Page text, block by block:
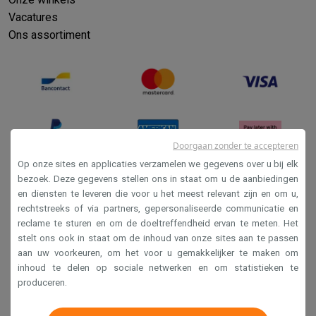
Vacatures
Ons assortiment
Verkoopsvoorwaarden
Privacy
Disclaimer
Cookies
Krëfel NV - Steenstraat 44 - Industriezone 4 "T Sas",
Op onze sites en applicaties verzamelen we gegevens over u bij elk
bezoek. Deze gegevens stellen ons in staat om u de aanbiedingen
en diensten te leveren die voor u het meest relevant zijn en om u,
rechtstreeks of via partners, gepersonaliseerde communicatie en
reclame te sturen en om de doeltreffendheid ervan te meten. Het
stelt ons ook in staat om de inhoud van onze sites aan te passen
aan uw voorkeuren, om het voor u gemakkelijker te maken om
inhoud te delen op sociale netwerken en om statistieken te
produceren.
Doorgaan zonder te accepteren